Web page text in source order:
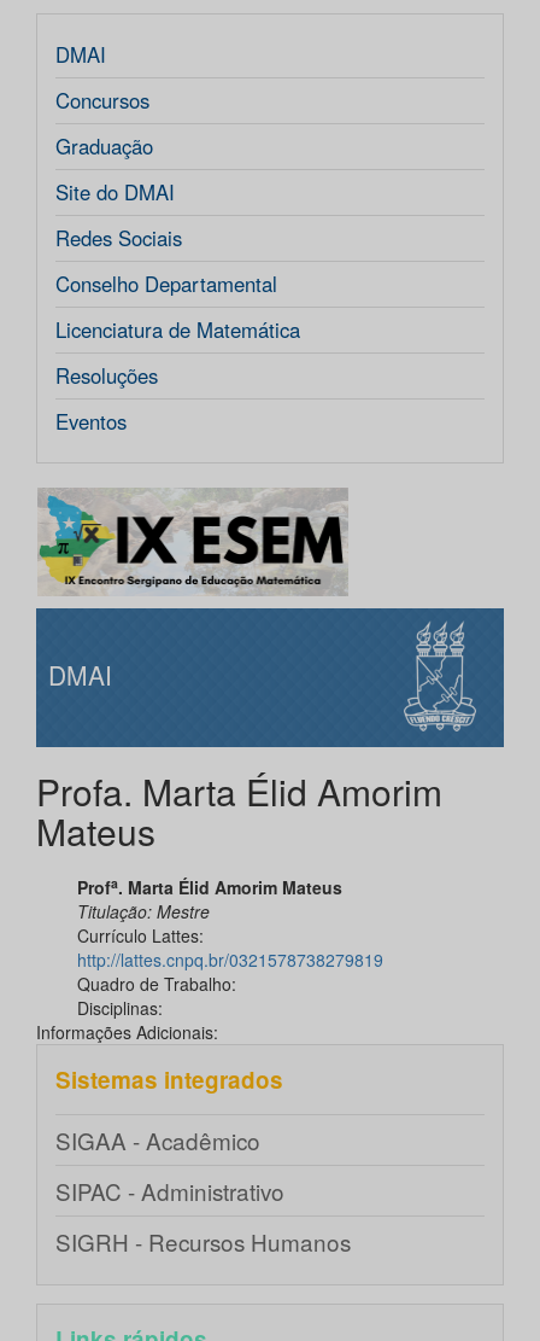
DMAI
Concursos
Graduação
Site do DMAI
Redes Sociais
Conselho Departamental
Licenciatura de Matemática
Resoluções
Eventos
DMAI
Profa. Marta Élid Amorim
Mateus
Profa. Marta Élid Amorim Mateus
Titulação: Mestre
Currículo Lattes:
http://lattes.cnpq.br/0321578738279819
Quadro de Trabalho:
Disciplinas:
Informações Adicionais:
Sistemas integrados
SIGAA - Acadêmico
SIPAC - Administrativo
SIGRH - Recursos Humanos